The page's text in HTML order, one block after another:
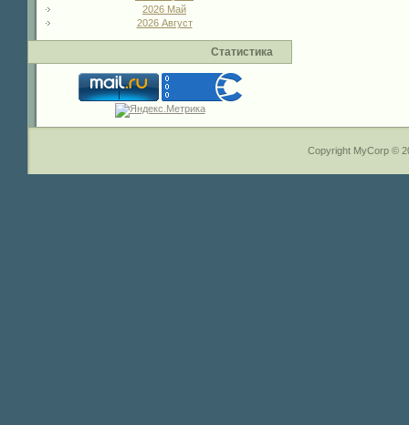
2026 Май
2026 Август
Статистика
Copyright MyCorp ©